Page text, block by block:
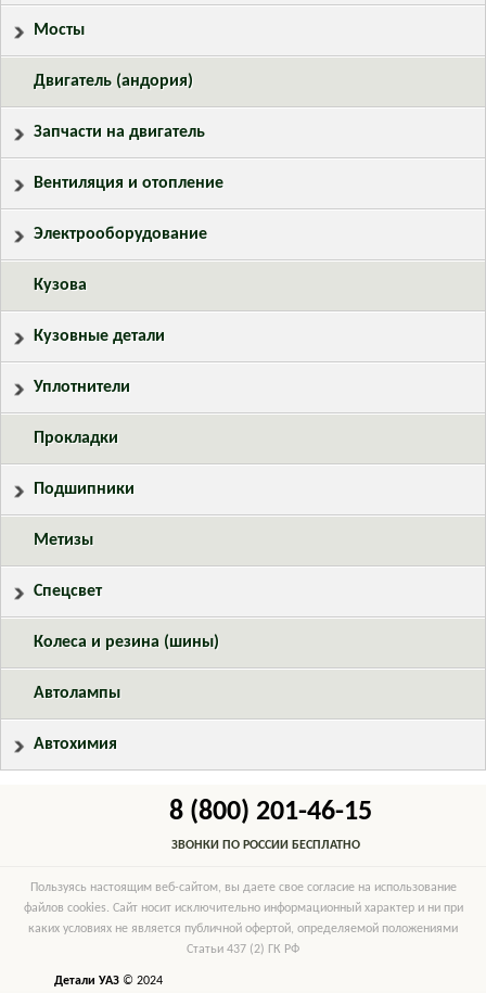
Мосты
Двигатель (андория)
Запчасти на двигатель
Вентиляция и отопление
Электрооборудование
Кузова
Кузовные детали
Уплотнители
Прокладки
Подшипники
Метизы
Спецсвет
Колеса и резина (шины)
Автолампы
Автохимия
8 (800) 201-46-15
ЗВОНКИ ПО РОССИИ БЕСПЛАТНО
Пользуясь настоящим веб-сайтом, вы даете свое согласие на использование
файлов cookies. Сайт носит исключительно информационный характер и ни при
каких условиях не является публичной офертой, определяемой положениями
Статьи 437 (2) ГК РФ
Детали УАЗ © 2024